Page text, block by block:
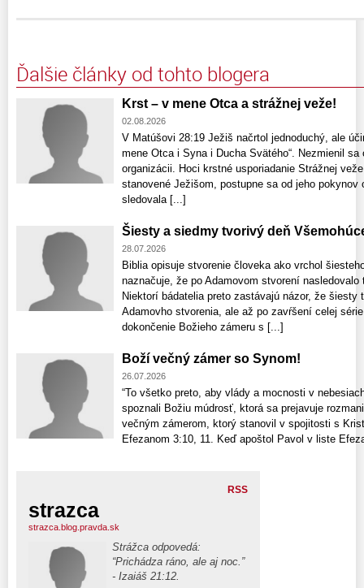
Ďalšie články od tohto blogera
Krst – v mene Otca a strážnej veže!
02.08.2026
V Matúšovi 28:19 Ježiš načrtol jednoduchý, ale
mene Otca i Syna i Ducha Svätého“. Nezmienil
organizácii. Hoci krstné usporiadanie Strážnej
stanovené Ježišom, postupne sa od jeho pokynov
sledovala [...]
Šiesty a siedmy tvorivý deň
28.07.2026
Biblia opisuje stvorenie človeka ako vrchol
naznačuje, že po Adamovom stvorení
Niektorí bádatelia preto zastávajú názor, že
Adamovho stvorenia, ale až po zavŕšení celej
dokončenie Božieho zámeru s [...]
Boží večný zámer so Synom!
26.07.2026
“To všetko preto, aby vlády a mocnosti v
spoznali Božiu múdrosť, ktorá sa prejavuje
večným zámerom, ktorý stanovil v spojitosti s
Efezanom 3:10, 11. Keď apoštol Pavol v liste
RSS
strazca
strazca.blog.pravda.sk
Strážca odpovedá:
“Prichádza ráno, ale aj noc.”
- Izaiáš 21:12.